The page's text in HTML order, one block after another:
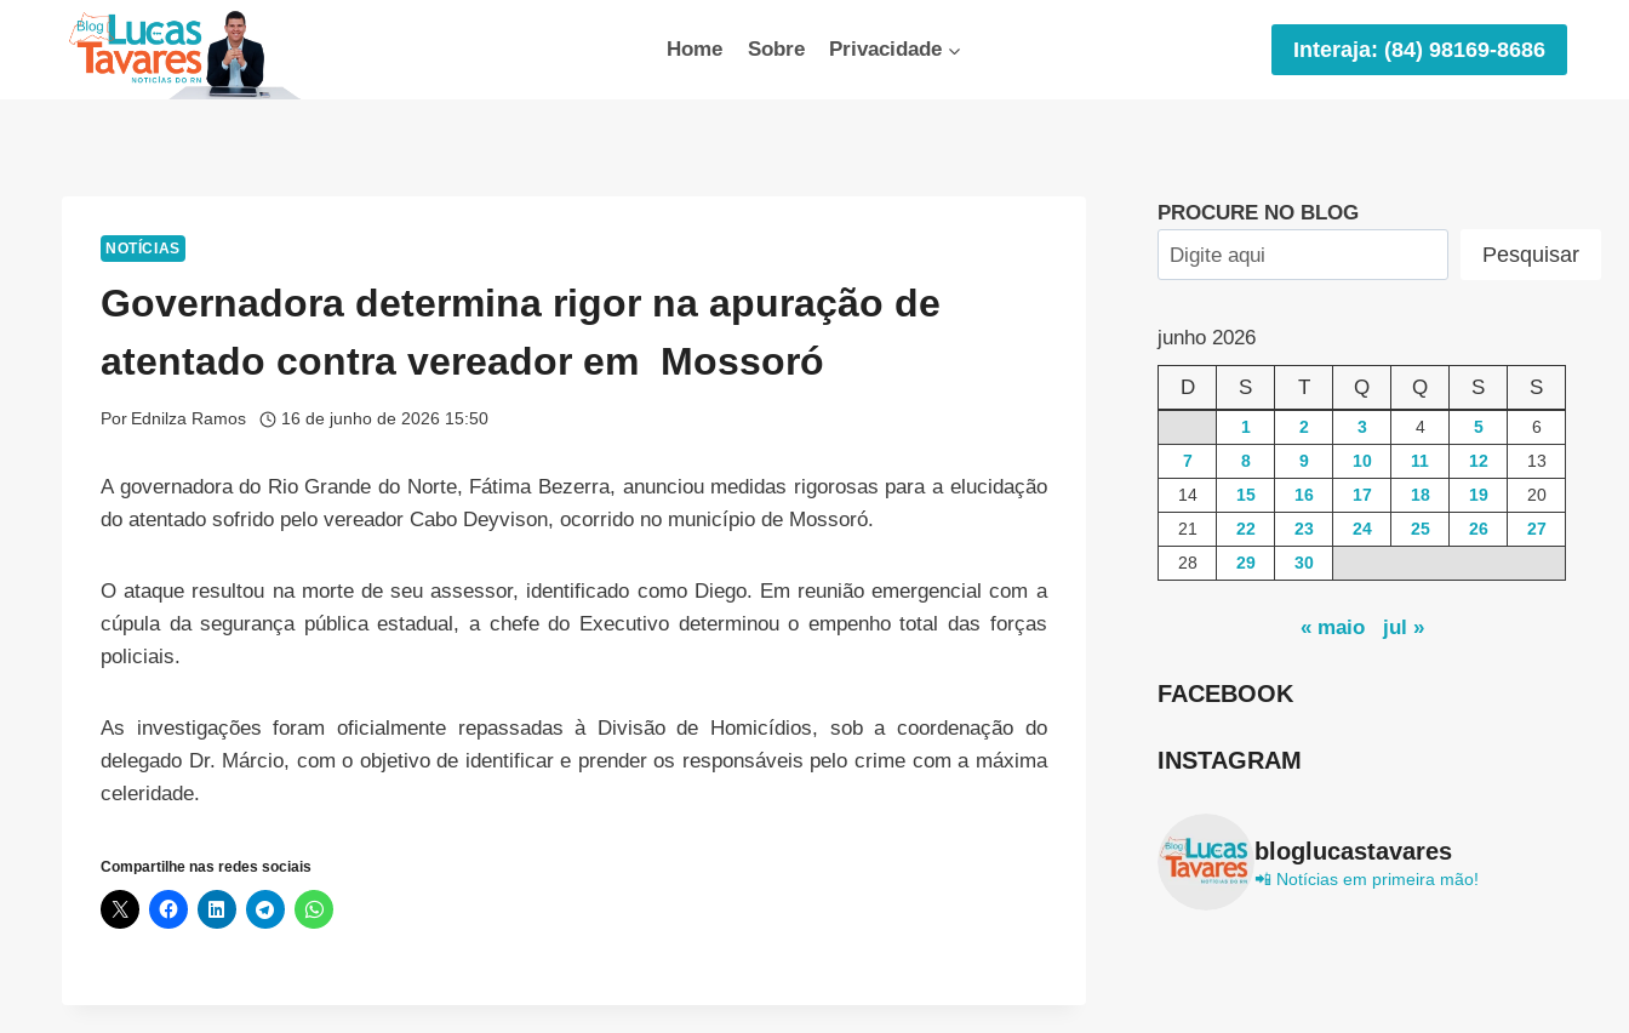
Home Sobre Privacidade Interaja: (84) 98169-8686
NOTÍCIAS
Governadora determina rigor na apuração de
atentado contra vereador em Mossoró
Por Ednilza Ramos 16 de junho de 2026 15:50
​A governadora do Rio Grande do Norte, Fátima Bezerra, anunciou medidas rigorosas para a elucidação
do atentado sofrido pelo vereador Cabo Deyvison, ocorrido no município de Mossoró.
O ataque resultou na morte de seu assessor, identificado como Diego. Em reunião emergencial com a
cúpula da segurança pública estadual, a chefe do Executivo determinou o empenho total das forças
policiais.
As investigações foram oficialmente repassadas à Divisão de Homicídios, sob a coordenação do
delegado Dr. Márcio, com o objetivo de identificar e prender os responsáveis pelo crime com a máxima
celeridade.
Compartilhe nas redes sociais
PROCURE NO BLOG
Pesquisar
junho 2026
D S T Q Q S S
1 2 3 4 5
6
7
8 9 10 11 12
13
14
15 16 17 18 19
20
21
22 23 24 25 26
27
28
29 30
« maio jul »
FACEBOOK
INSTAGRAM
bloglucastavares
📲 Notícias em primeira mão!